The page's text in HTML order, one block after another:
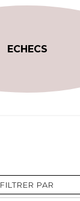
ECHECS
FILTRER PAR